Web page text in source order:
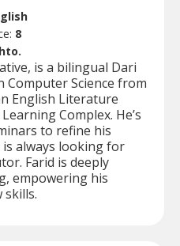
8
is a bilingual Dari
Computer Science from
English Literature
Complex. He’s
to refine his
always looking for
Farid is deeply
empowering his
skills.